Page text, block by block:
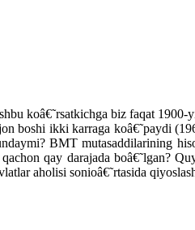
koâ€˜rsatkichga biz faqat 1900-
boshi ikki karraga koâ€˜paydi
BMT mutasaddilarining
qay darajada boâ€˜lgan?
aholisi sonioâ€˜rtasida